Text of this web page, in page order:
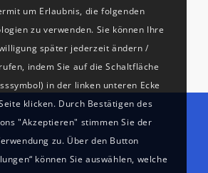
um Erlaubnis, die folgenden
zu verwenden. Sie können Ihre
später jederzeit ändern /
indem Sie auf die Schaltfläche
in der linken unteren Ecke
klicken. Durch Bestätigen des
"Akzeptieren" stimmen Sie der
zu. Über den Button
können Sie auswählen, welche